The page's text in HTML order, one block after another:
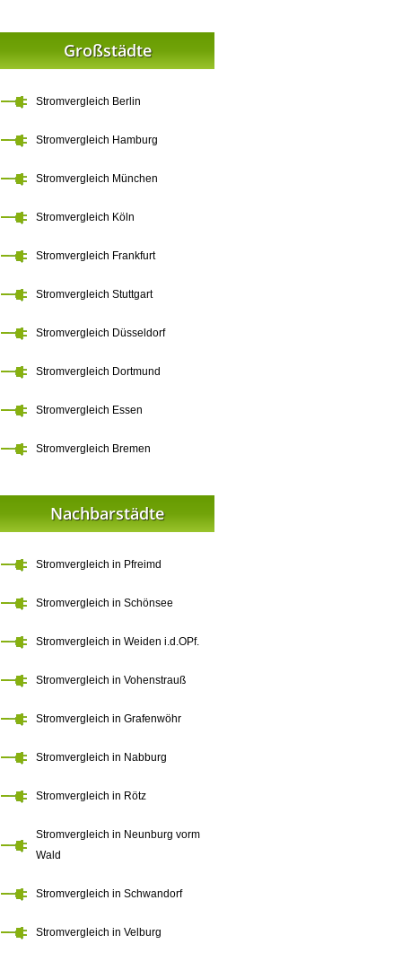
Großstädte
Stromvergleich Berlin
Stromvergleich Hamburg
Stromvergleich München
Stromvergleich Köln
Stromvergleich Frankfurt
Stromvergleich Stuttgart
Stromvergleich Düsseldorf
Stromvergleich Dortmund
Stromvergleich Essen
Stromvergleich Bremen
Nachbarstädte
Stromvergleich in Pfreimd
Stromvergleich in Schönsee
Stromvergleich in Weiden i.d.OPf.
Stromvergleich in Vohenstrauß
Stromvergleich in Grafenwöhr
Stromvergleich in Nabburg
Stromvergleich in Rötz
Stromvergleich in Neunburg vorm
Wald
Stromvergleich in Schwandorf
Stromvergleich in Velburg